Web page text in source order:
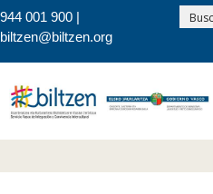
944 001 900 |
biltzen@biltzen.org
Saltar al contenido